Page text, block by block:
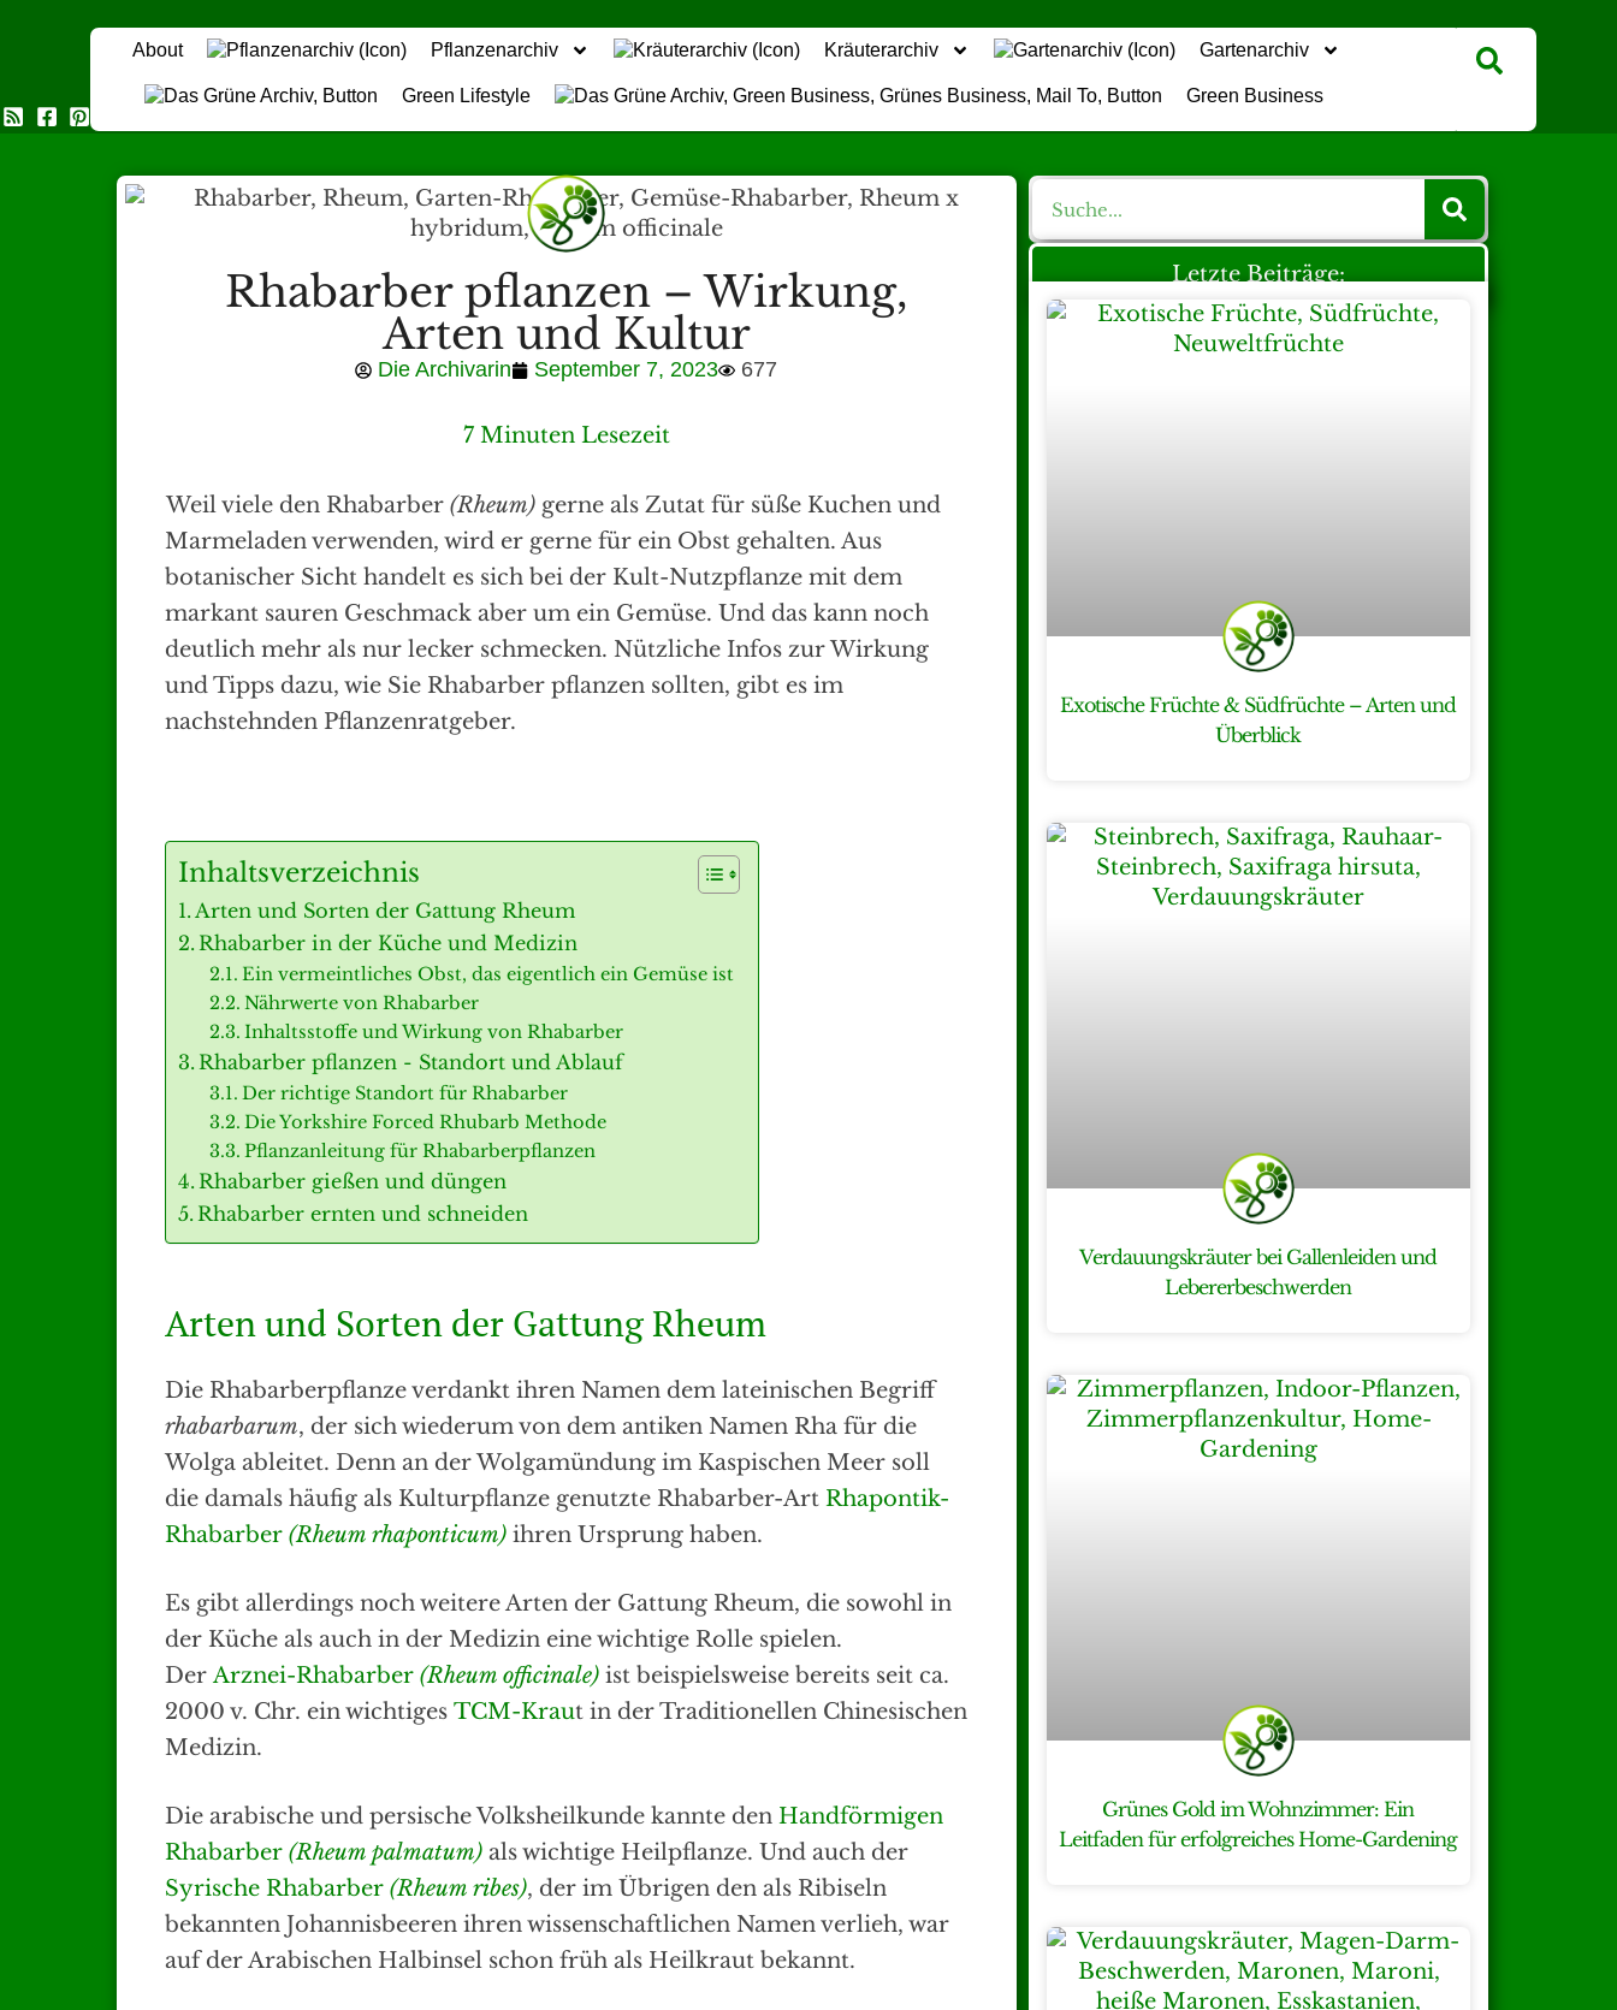
About Pflanzenarchiv Kräuterarchiv Gartenarchiv
Green Lifestyle Green Business
Das Grüne Archiv
Rhabarber pflanzen – Wirkung,
Arten und Kultur
Die Archivarin September 7, 2023 677
7 Minuten Lesezeit
Weil viele den Rhabarber (Rheum) gerne als Zutat für süße Kuchen und
Marmeladen verwenden, wird er gerne für ein Obst gehalten. Aus
botanischer Sicht handelt es sich bei der Kult-Nutzpflanze mit dem
markant sauren Geschmack aber um ein Gemüse. Und das kann noch
deutlich mehr als nur lecker schmecken. Nützliche Infos zur Wirkung
und Tipps dazu, wie Sie Rhabarber pflanzen sollten, gibt es im
nachstehnden Pflanzenratgeber.
Inhaltsverzeichnis
Arten und Sorten der Gattung Rheum
Rhabarber in der Küche und Medizin
Ein vermeintliches Obst, das eigentlich ein Gemüse ist
Nährwerte von Rhabarber
Inhaltsstoffe und Wirkung von Rhabarber
Rhabarber pflanzen - Standort und Ablauf
Der richtige Standort für Rhabarber
Die Yorkshire Forced Rhubarb Methode
Pflanzanleitung für Rhabarberpflanzen
Rhabarber gießen und düngen
Rhabarber ernten und schneiden
Arten und Sorten der Gattung Rheum
Die Rhabarberpflanze verdankt ihren Namen dem lateinischen Begriff
rhabarbarum, der sich wiederum von dem antiken Namen Rha für die
Wolga ableitet. Denn an der Wolgamündung im Kaspischen Meer soll
die damals häufig als Kulturpflanze genutzte Rhabarber-Art Rhapontik-
Rhabarber (Rheum rhaponticum) ihren Ursprung haben.
Es gibt allerdings noch weitere Arten der Gattung Rheum, die sowohl in
der Küche als auch in der Medizin eine wichtige Rolle spielen.
Der Arznei-Rhabarber (Rheum officinale) ist beispielsweise bereits seit ca.
2000 v. Chr. ein wichtiges TCM-Kraut in der Traditionellen Chinesischen
Medizin.
Die arabische und persische Volksheilkunde kannte den Handförmigen
Rhabarber (Rheum palmatum) als wichtige Heilpflanze. Und auch der
Syrische Rhabarber (Rheum ribes), der im Übrigen den als Ribiseln
bekannten Johannisbeeren ihren wissenschaftlichen Namen verlieh, war
auf der Arabischen Halbinsel schon früh als Heilkraut bekannt.
Letzte Beiträge:
Exotische Früchte & Südfrüchte – Arten und
Überblick
Verdauungskräuter bei Gallenleiden und
Lebererbeschwerden
Grünes Gold im Wohnzimmer: Ein
Leitfaden für erfolgreiches Home-Gardening